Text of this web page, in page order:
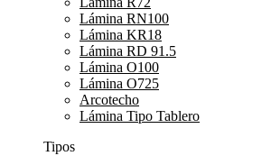
Lámina RN100
Lámina KR18
Lámina RD 91.5
Lámina O100
Lámina O725
Arcotecho
Lámina Tipo Tablero
Tipos